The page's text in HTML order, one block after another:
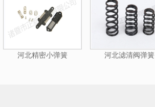
河北精密小弹簧 河北滤清阀弹簧